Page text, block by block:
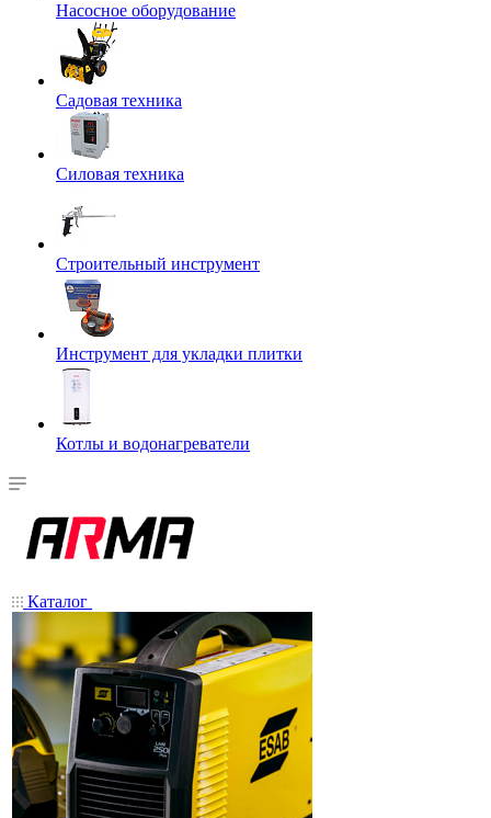
Насосное оборудование
Садовая техника
Силовая техника
Строительный инструмент
Инструмент для укладки плитки
Котлы и водонагреватели
Каталог